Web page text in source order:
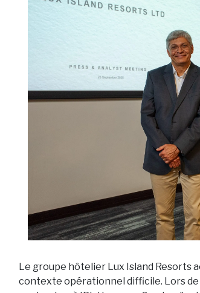
Le groupe hôtelier Lux Island Resorts
contexte opérationnel difficile. Lors de